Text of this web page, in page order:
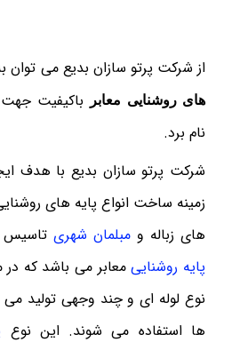
از شرکت پرتو سازان بدیع می توان
های روشنایی معابر باکیفیت جهت
نام برد.
شرکت پرتو سازان بدیع با هدف
زمینه ساخت انواع پایه های
های زباله و مبلمان شهری تاسیس
پایه روشنایی
نوع لوله ای و چند وجهی تولید می
ها استفاده می شوند. این نوع